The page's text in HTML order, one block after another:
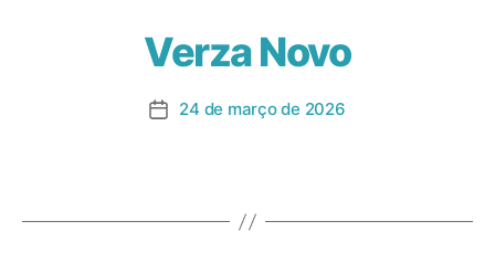
Verza Novo
24 de março de 2026